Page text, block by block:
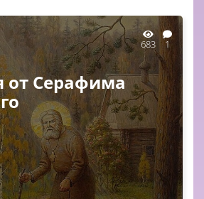
683 1
от Серафима